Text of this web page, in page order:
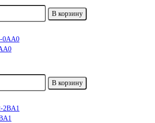
В корзину
В корзину